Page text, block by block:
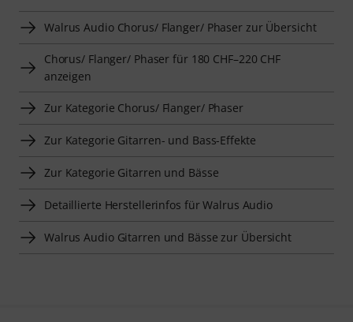
Walrus Audio Chorus/ Flanger/ Phaser zur Übersicht
Chorus/ Flanger/ Phaser für 180 CHF–220 CHF
anzeigen
Zur Kategorie Chorus/ Flanger/ Phaser
Zur Kategorie Gitarren- und Bass-Effekte
Zur Kategorie Gitarren und Bässe
Detaillierte Herstellerinfos für Walrus Audio
Walrus Audio Gitarren und Bässe zur Übersicht